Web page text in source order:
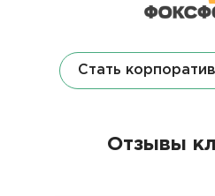
Стать
Отзывы